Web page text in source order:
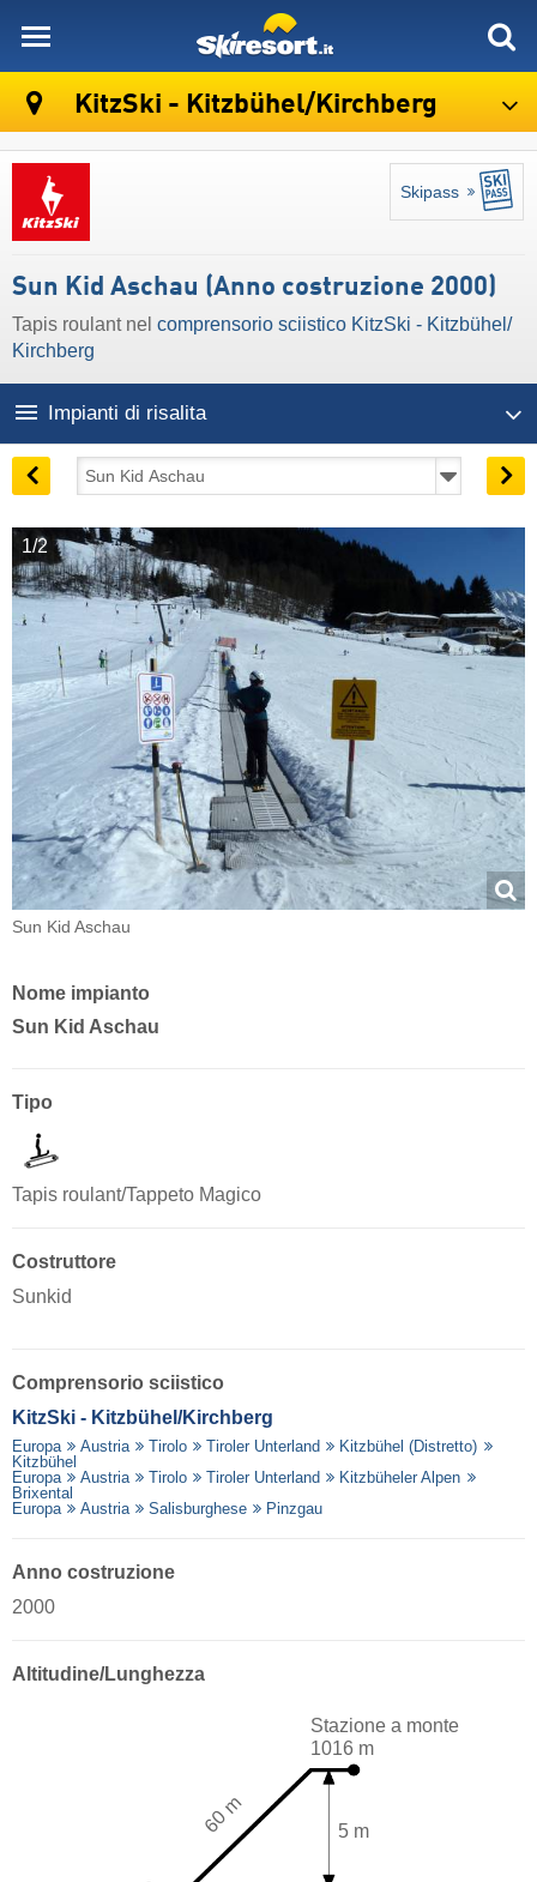
KitzSki - Kitzbühel/​Kirchberg
Skipass
Sun Kid Aschau (Anno costruzione 2000)
Tapis roulant nel comprensorio sciistico KitzSki - Kitzbühel/​
Kirchberg
Impianti di risalita
1/2
Sun Kid Aschau
Nome impianto
Sun Kid Aschau
Tipo
Tapis roulant/Tappeto Magico
Costruttore
Sunkid
Comprensorio sciistico
KitzSki - Kitzbühel/​Kirchberg
Europa Austria Tirolo Tiroler Unterland
Kitzbühel (Distretto)
Kitzbühel
Europa
Austria Tirolo Tiroler Unterland
Kitzbüheler Alpen
Brixental
Europa
Austria Salisburghese Pinzgau
Anno costruzione
2000
Altitudine/Lunghezza
Stazione a monte
1016 m
5 m
60 m